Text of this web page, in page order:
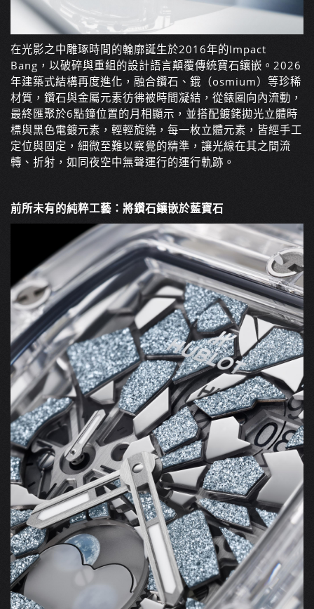
在光影之中雕琢時間的輪廓誕生於2016年的Impact
Bang，以破碎與重組的設計語言顛覆傳統寶石鑲嵌。2026
年建築式結構再度進化，融合鑽石、鋨（osmium）等珍稀
材質，鑽石與金屬元素彷彿被時間凝結，從錶圈向內流動，
最終匯聚於6點鐘位置的月相顯示，並搭配鍍銠拋光立體時
標與黑色電鍍元素，輕輕旋繞，每一枚立體元素，皆經手工
定位與固定，細微至難以察覺的精準，讓光線在其之間流
轉、折射，如同夜空中無聲運行的運行軌跡。
前所未有的純粹工藝：將鑽石鑲嵌於藍寶石